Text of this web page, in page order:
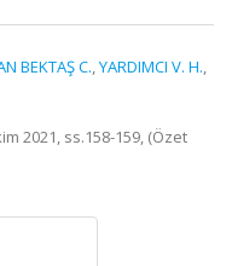
BEKTAŞ C.,YARDIMCI V. H.,
2021, ss.158-159, (Özet